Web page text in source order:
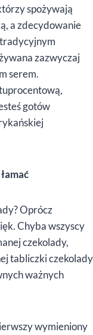
spożywają
a zdecydowanie
zazwyczaj
serem.
gotów
Oprócz
Chyba wszyscy
czekolady,
tabliczki czekolady
ważnych
wymieniony